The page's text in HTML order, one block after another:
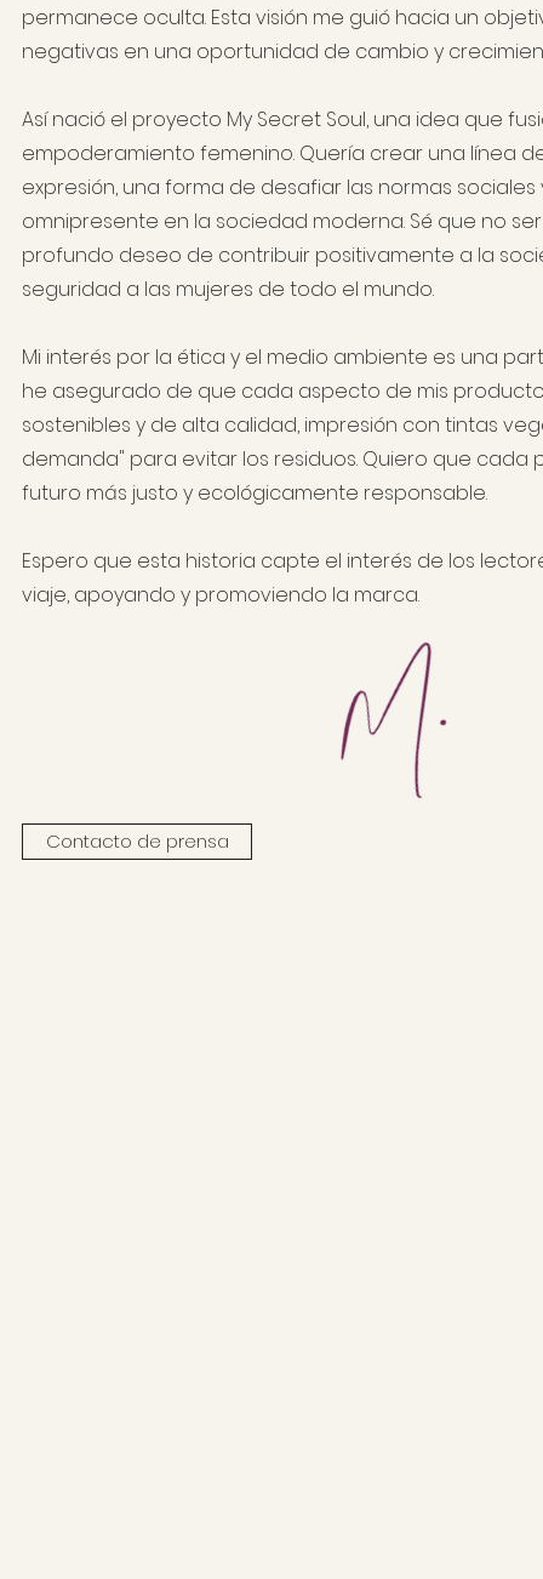
permanece oculta. Esta visión me guió hacia un
negativas en una oportunidad de cambio y
Así nació el proyecto My Secret Soul, una idea que
empoderamiento femenino. Quería crear una línea
expresión, una forma de desafiar las normas
omnipresente en la sociedad moderna. Sé que no
profundo deseo de contribuir positivamente a la
seguridad a las mujeres de todo el mundo.
Mi interés por la ética y el medio ambiente es una
he asegurado de que cada aspecto de mis
sostenibles y de alta calidad, impresión con tintas
demanda" para evitar los residuos. Quiero que
futuro más justo y ecológicamente responsable.
Espero que esta historia capte el interés de los
viaje, apoyando y promoviendo la marca.
Contacto de prensa